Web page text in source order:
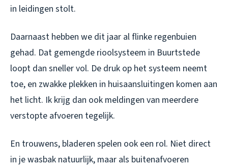
in leidingen stolt.
Daarnaast hebben we dit jaar al flinke regenbuien
gehad. Dat gemengde rioolsysteem in Buurtstede
loopt dan sneller vol. De druk op het systeem neemt
toe, en zwakke plekken in huisaansluitingen komen aan
het licht. Ik krijg dan ook meldingen van meerdere
verstopte afvoeren tegelijk.
En trouwens, bladeren spelen ook een rol. Niet direct
in je wasbak natuurlijk, maar als buitenafvoeren